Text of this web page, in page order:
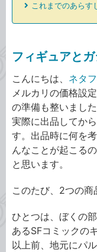
これまでのあらす
フィギュアと
こんにちは、 ネタ
メルカリの価格設
の準備も整いまし
実際に出品してか
す。出品時に何を
んなことが起こる
と思います。
このたび、2つの商
ひとつは、ぼくの
あるSFコミックの
以上前、地元にパ